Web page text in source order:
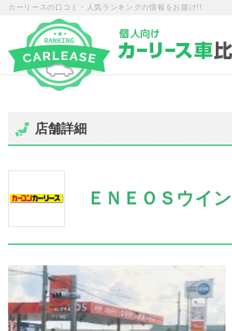
カーリースの口コミ・人気ランキングの情報をお届け!!
店舗詳細
ＥＮＥＯＳウイ